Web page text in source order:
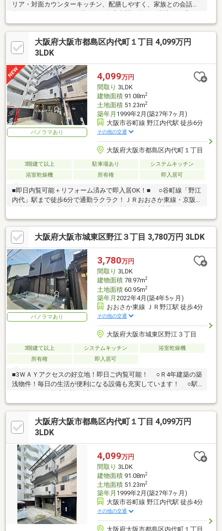
リア・対面カウンターキッチン、配膳しやすく、家族との会話も
境。・収納豊富につき、居住空間を最大限に活用できます・忙し
い家族の味方、追焚機能でいつでも快適入浴。-交通アクセス-◎
ＪＲおおさか東線【ＪＲ野江】徒歩４分◎大阪メトロ地下鉄谷町
線【野江内代】徒歩６分◎京阪本線【野江】徒歩６分
大阪府大阪市都島区内代町１丁目 4,099万円
3LDK
パノラマあり
4,099万円
間取り 3LDK
建物面積91.08m2
土地面積51.23m2
築年月 1999年2月(築27年7ヶ月)
大阪市谷町線 野江内代駅 徒歩6分
その他の交通
大阪府大阪市都島区内代町１丁目
3階建て以上 駐車場あり
システムキッチン
浴室乾燥機
所有権 即入居可
■即日内覧可能＋リフォーム済みで即入居OK！■ ○谷町線「野江
内代」駅まで徒歩6分で通勤ラクラク！ＪＲおおさか東線・京阪線
も利用可能 ○商業施設・学童施設が近く、子育て世帯にもおス
スメの好立地
大阪府大阪市城東区野江３丁目 3,780万円 3LDK
パノラマあり
3,780万円
間取り 3LDK
建物面積78.97m2
土地面積60.95m2
築年月 2022年4月(築4年5ヶ月)
おおさか東線 ＪＲ野江駅 徒歩4分
その他の交通
大阪府大阪市城東区野江３丁目
3階建て以上 システムキッチン
浴室乾燥機
所有権
即入居可
■3ＷＡＹアクセスの好立地！即日ご内覧可能！ ○Ｒ4年建築の築
浅物件！毎日の生活が便利になる設備も充実しています！ ○駅
ーズな平坦地☆
大阪府大阪市都島区内代町１丁目 4,099万円
3LDK
4,099万円
間取り 3LDK
建物面積91.08m2
土地面積51.23m2
築年月 1999年2月(築27年7ヶ月)
大阪市谷町線 野江内代駅 徒歩4分
その他の交通
大阪府大阪市都島区内代町１丁目